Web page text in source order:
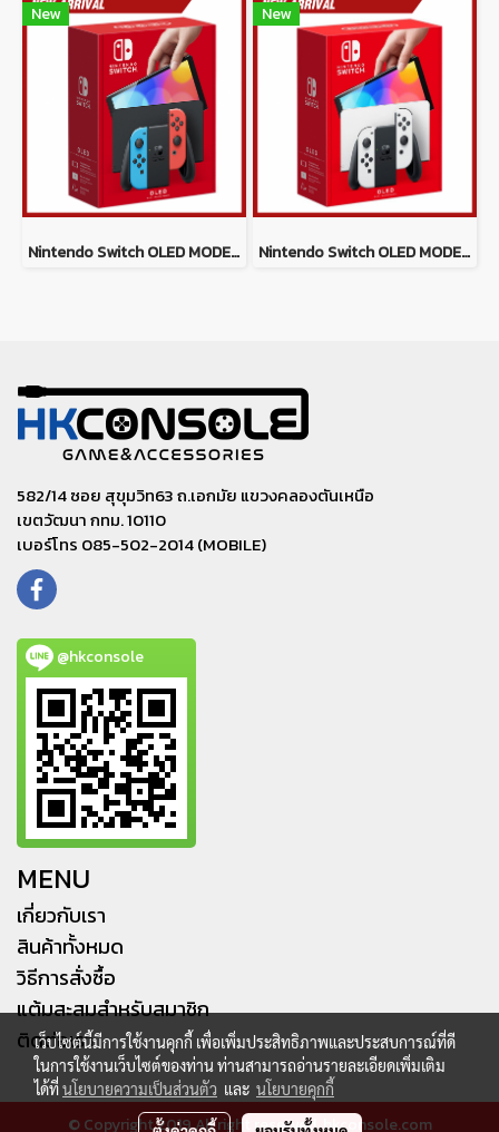
New
Nintendo Switch OLED MODEL *NEON(ประกันศูนย์ Synnex ไทย)
New
Nintendo Switch OLED MODEL *White(ประกันศูนย์ Synnex ไทย)
582/14 ซอย สุขุมวิท63 ถ.เอกมัย แขวงคลองตันเหนือ
เขตวัฒนา กทม. 10110
เบอร์โทร 085-502-2014 (MOBILE)
@hkconsole
MENU
เกี่ยวกับเรา
สินค้าทั้งหมด
วิธีการสั่งซื้อ
แต้มสะสมสำหรับสมาชิก
ติดต่อเรา
© Copyright 2019 All right reserved. hkconsole.com
เว็บไซต์นี้มีการใช้งานคุกกี้ เพื่อเพิ่มประสิทธิภาพและประสบการณ์ที่ดี
ในการใช้งานเว็บไซต์ของท่าน ท่านสามารถอ่านรายละเอียดเพิ่มเติม
ได้ที่นโยบายความเป็นส่วนตัว และ นโยบายคุกกี้